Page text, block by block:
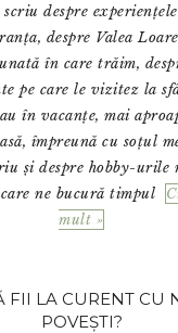
despre
despre Valea
în care trăim,
pe care le vizitez la
în vacanțe, mai
împreună cu soțul
și despre hobby-urile
ne bucură timpul
mult »
FII LA CURENT CU
POVEȘTI?